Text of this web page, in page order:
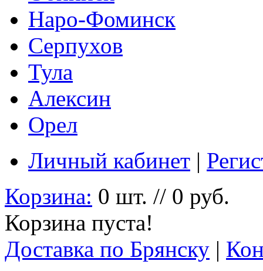
Наро-Фоминск
Серпухов
Тула
Алексин
Орел
Личный кабинет |
Корзина: 0 шт. // 0 руб.
Корзина пуста!
Доставка по Брянску |